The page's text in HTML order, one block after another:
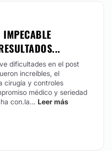
dificultades en el post
increíbles, el
cirugía y controles
médico y seriedad
con.la... Leer más